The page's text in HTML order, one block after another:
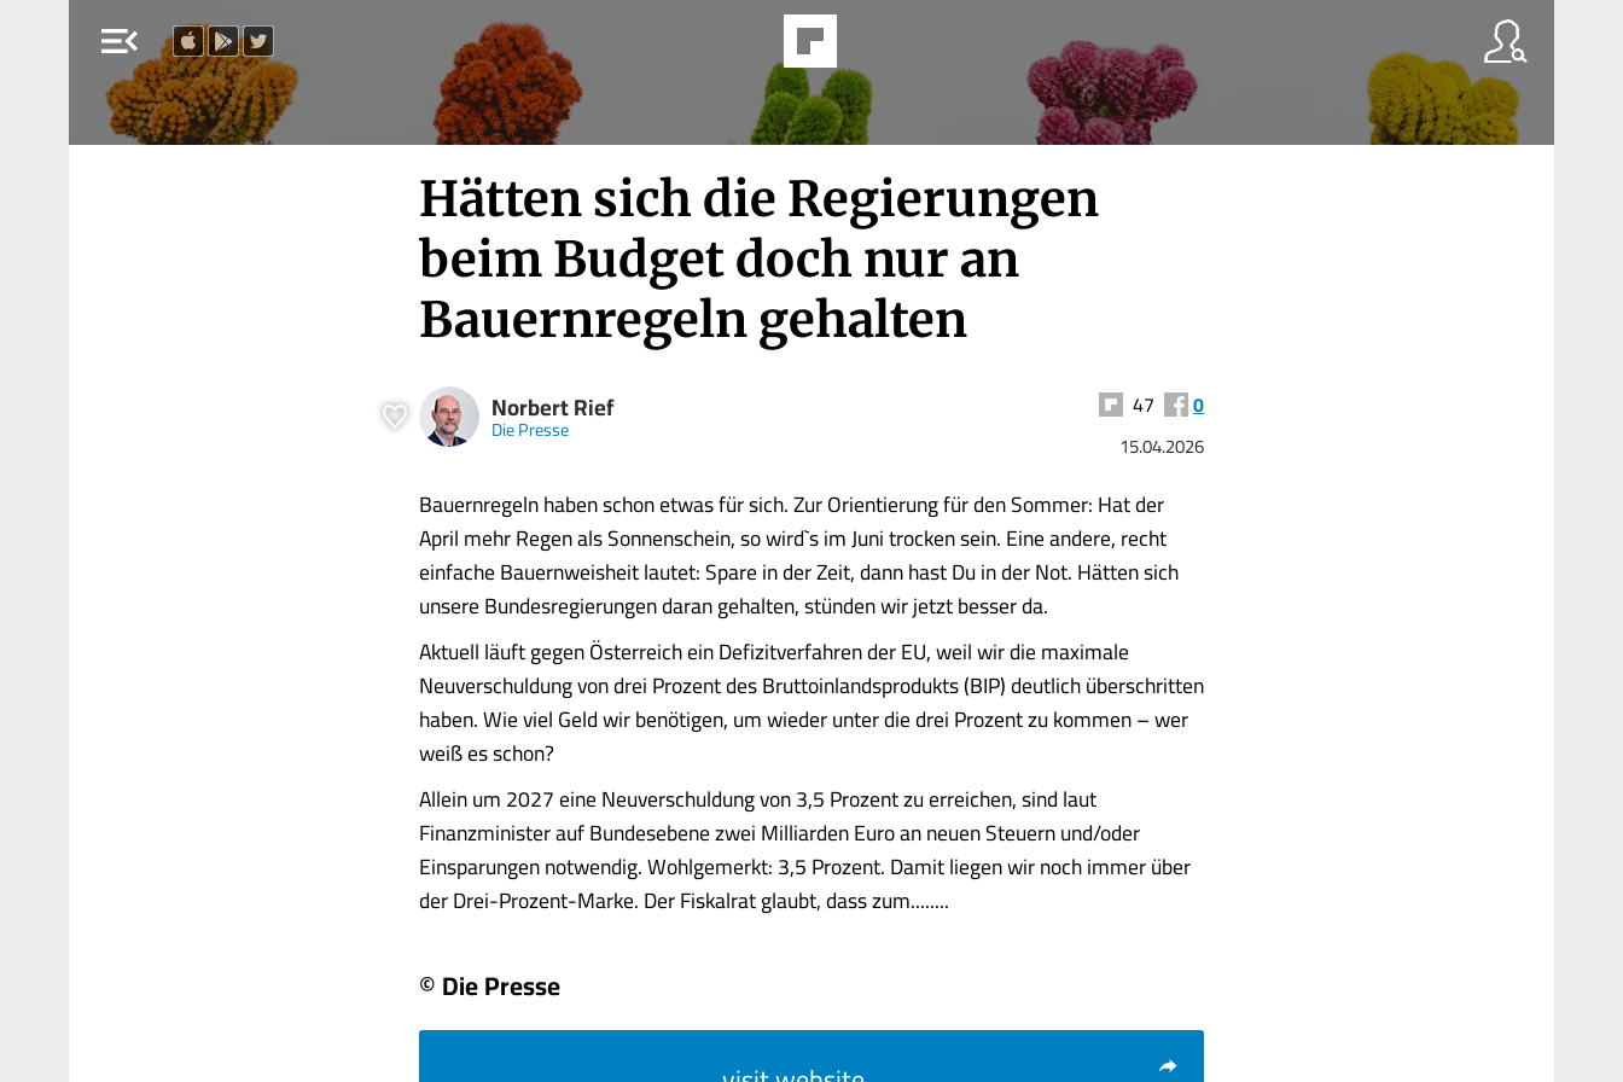
menu_open
Hätten sich die Regierungen
beim Budget doch nur an
Bauernregeln gehalten
Norbert Rief
Die Presse
47 0
15.04.2026
Bauernregeln haben schon etwas für sich. Zur Orientierung für den Sommer: Hat der
April mehr Regen als Sonnenschein, so wird`s im Juni trocken sein. Eine andere, recht
einfache Bauernweisheit lautet: Spare in der Zeit, dann hast Du in der Not. Hätten sich
unsere Bundesregierungen daran gehalten, stünden wir jetzt besser da.
Aktuell läuft gegen Österreich ein Defizitverfahren der EU, weil wir die maximale
Neuverschuldung von drei Prozent des Bruttoinlandsprodukts (BIP) deutlich überschritten
haben. Wie viel Geld wir benötigen, um wieder unter die drei Prozent zu kommen – wer
weiß es schon?
Allein um 2027 eine Neuverschuldung von 3,5 Prozent zu erreichen, sind laut
Finanzminister auf Bundesebene zwei Milliarden Euro an neuen Steuern und/oder
Einsparungen notwendig. Wohlgemerkt: 3,5 Prozent. Damit liegen wir noch immer über
der Drei-Prozent-Marke. Der Fiskalrat glaubt, dass zum........
© Die Presse